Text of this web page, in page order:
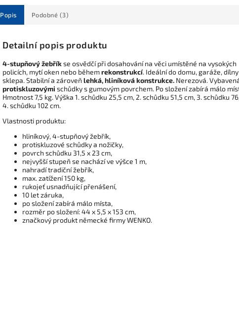
Popis Podobné (3)
Detailní popis produktu
4-stupňový žebříkse osvědčí při dosahování na věci umístěné na vysokých
policích, mytí oken nebo běhemrekonstrukcí. Ideální do domu, garáže,
sklepa. Stabilní a zároveň lehká, hliníková konstrukce. Nerezová.
protiskluzovými schůdky s gumovým povrchem. Po složení zabírá málo
Hmotnost 7,5 kg. Výška 1. schůdku 25,5 cm, 2. schůdku 51,5 cm, 3. schůdku
4. schůdku 102 cm.
Vlastnosti produktu:
hliníkový, 4-stupňový žebřík,
protiskluzové schůdky a nožičky,
povrch schůdku 31,5 x 23 cm,
nejvyšší stupeň se nachází ve výšce 1 m,
nahradí tradiční žebřík,
max. zatížení 150 kg,
rukojeť usnadňující přenášení,
10 let záruka,
po složení zabírá málo místa,
rozměr po složení: 44 x 5,5 x 153 cm,
značkový produkt německé firmy WENKO.